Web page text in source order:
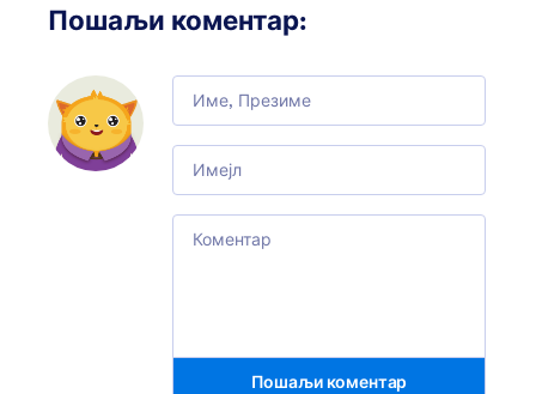
Пошаљи коментар:
Comment
Email
Comment
Пошаљи коментар